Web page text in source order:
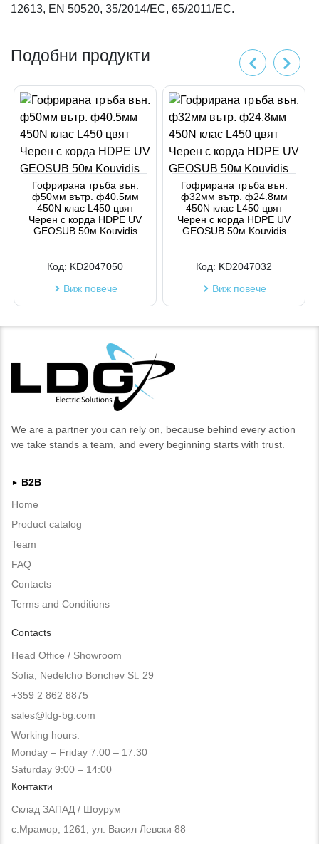
12613, ΕΝ 50520, 35/2014/ΕС, 65/2011/ЕС.
Подобни продукти
Гофрирана тръба вън.
ф50мм вътр. ф40.5мм
450N клас L450 цвят
Черен с корда HDPE UV
GEOSUB 50м Kouvidis
Код: KD2047050
Виж повече
Гофрирана тръба вън.
ф32мм вътр. ф24.8мм
450N клас L450 цвят
Черен с корда HDPE UV
GEOSUB 50м Kouvidis
Код: KD2047032
Виж повече
We are a partner you can rely on, because behind every action
we take stands a team, and every beginning starts with trust.
►
B2B
Home
Product catalog
Team
FAQ
Contacts
Terms and Conditions
Contacts
Head Office / Showroom
Sofia, Nedelcho Bonchev St. 29
+359 2 862 8875
sales@ldg-bg.com
Working hours:
Monday – Friday 7:00 – 17:30
Saturday 9:00 – 14:00
Контакти
Склад ЗАПАД / Шоурум
с.Мрамор, 1261, ул. Васил Левски 88